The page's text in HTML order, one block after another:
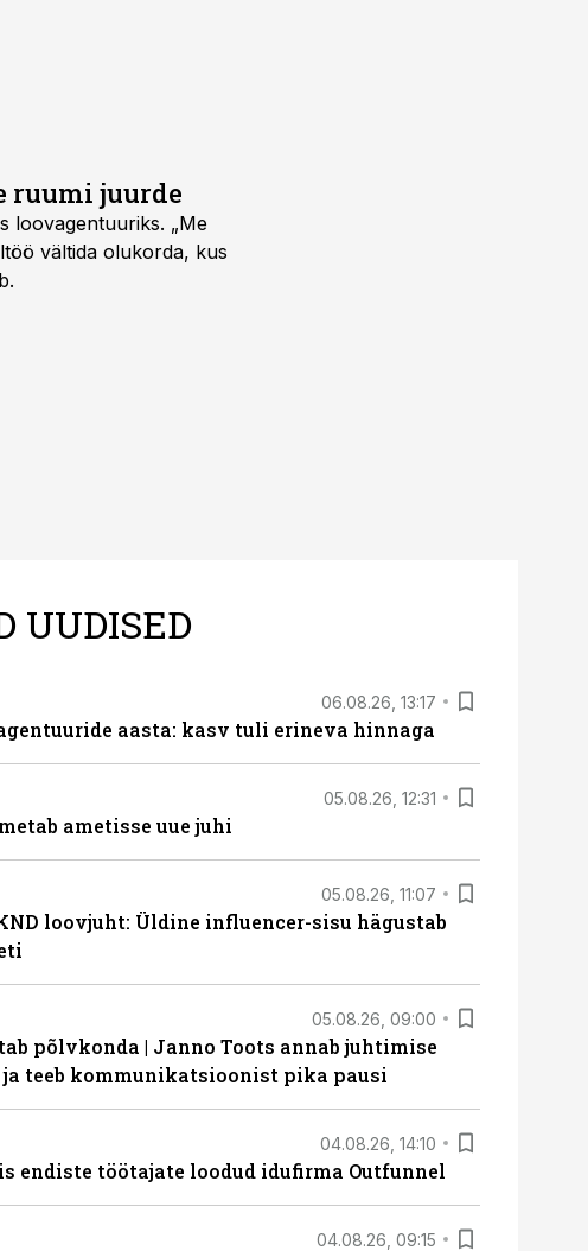
ruumi juurde
loovagentuuriks. „Me
vältida olukorda, kus
UUDISED
06.08.26, 13:17
aasta: kasv tuli erineva hinnaga
05.08.26, 12:31
ametisse uue juhi
05.08.26, 11:07
loovjuht: Üldine influencer-sisu hägustab
05.08.26, 09:00
põlvkonda | Janno Toots annab juhtimise
teeb kommunikatsioonist pika pausi
04.08.26, 14:10
endiste töötajate loodud idufirma Outfunnel
04.08.26, 09:15